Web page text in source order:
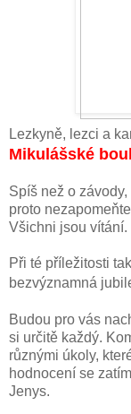
Lezkyně, lezci a
Mikulášské
Spíš než o
proto
Všichni jsou vítání.
Při té příležitosti
bezvýznamná
Budou pro vás
si určitě každý.
různými úkoly,
hodnocení se
Jenys.